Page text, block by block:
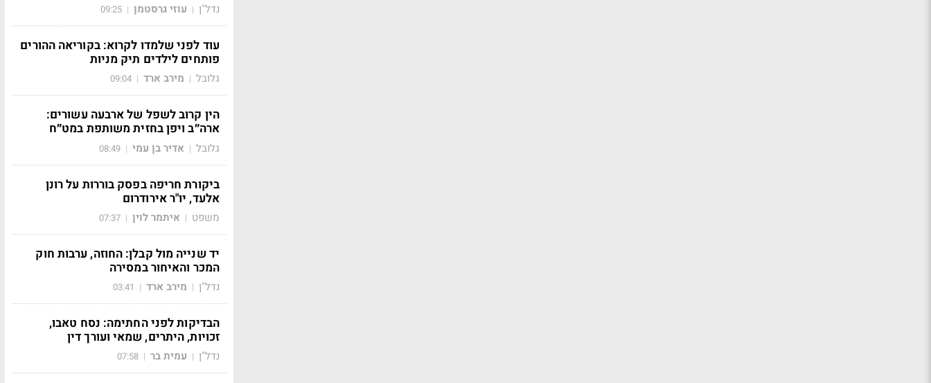
נדל"ן | עוזי גרסטמן |
09:25
עוד לפני שלמדו לקרוא: בקוריאה ההורים
פותחים לילדים תיק מניות
גלובל | מירב ארד |
09:04
הין קרוב לשפל של ארבעה עשורים:
ארה״ב ויפן בחזית משותפת במט״ח
גלובל | אדיר בן עמי |
08:49
ביקורת חריפה בפסק בוררות על רונן
אלעד, יו"ר אירודרום
משפט | איתמר לוין |
07:37
יד שנייה מול קבלן: החוזה, ערבות חוק
המכר והאיחור במסירה
נדל"ן | מירב ארד |
03:41
הבדיקות לפני החתימה: נסח טאבו,
זכויות, היתרים, שמאי ועורך דין
נדל"ן | עמית בר |
07:58